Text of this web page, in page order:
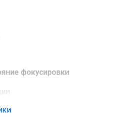
фокусировки